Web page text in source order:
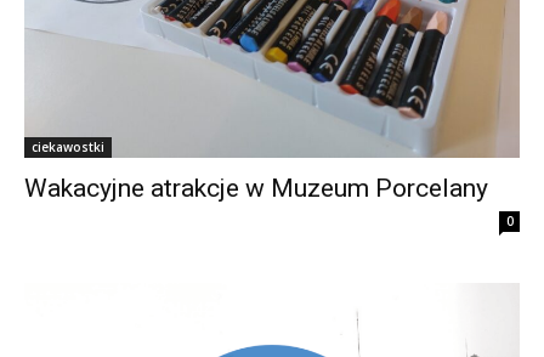
ciekawostki
Wakacyjne atrakcje w Muzeum Porcelany
0